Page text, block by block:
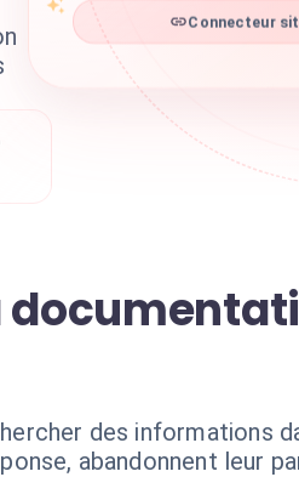
Connecteur
des informations
abandonnent leur